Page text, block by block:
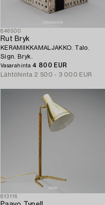
846500
Rut Bryk
KERAMIIKKAMALJAKKO. Talo.
Sign. Bryk.
Vasarahinta 4 800 EUR
Lähtöhinta 2 500 - 3 000 EUR
813116